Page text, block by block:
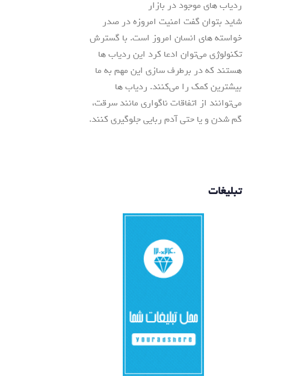
شاید بتوان گفت امنیت امروزه در صدر
خواسته های انسان امروز است. با گسترش
تکنولوژی می‌توان ادعا کرد این ردیاب ها
هستند که در برطرف سازی این مهم به ما
بیشترین کمک را می‌کنند. ردیاب ها
می‌توانند از اتفاقات ناگواری مانند سرقت،
گم شدن و یا حتی آدم ربایی جلوگیری کنند.
تبلیغات